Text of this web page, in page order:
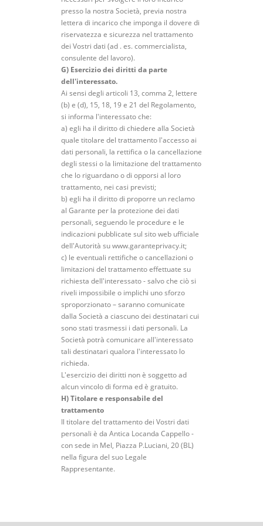
presso la nostra Società, previa nostra
lettera di incarico che imponga il dovere di
riservatezza e sicurezza nel trattamento
dei Vostri dati (ad . es. commercialista,
consulente del lavoro).
G) Esercizio dei diritti da parte
dell'interessato.
Ai sensi degli articoli 13, comma 2, lettere
(b) e (d), 15, 18, 19 e 21 del Regolamento,
si informa l'interessato che:
a) egli ha il diritto di chiedere alla Società
quale titolare del trattamento l'accesso ai
dati personali, la rettifica o la cancellazione
degli stessi o la limitazione del trattamento
che lo riguardano o di opporsi al loro
trattamento, nei casi previsti;
b) egli ha il diritto di proporre un reclamo
al Garante per la protezione dei dati
personali, seguendo le procedure e le
indicazioni pubblicate sul sito web ufficiale
dell'Autorità su www.garanteprivacy.it;
c) le eventuali rettifiche o cancellazioni o
limitazioni del trattamento effettuate su
richiesta dell'interessato - salvo che ciò si
riveli impossibile o implichi uno sforzo
sproporzionato – saranno comunicate
dalla Società a ciascuno dei destinatari cui
sono stati trasmessi i dati personali. La
Società potrà comunicare all'interessato
tali destinatari qualora l'interessato lo
richieda.
L'esercizio dei diritti non è soggetto ad
alcun vincolo di forma ed è gratuito.
H) Titolare e responsabile del
trattamento
Il titolare del trattamento dei Vostri dati
personali è da Antica Locanda Cappello -
con sede in Mel, Piazza P.Luciani, 20 (BL)
nella figura del suo Legale
Rappresentante.